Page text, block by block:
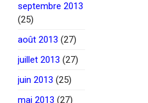
septembre 2013
(25)
août 2013 (27)
juillet 2013 (27)
juin 2013 (25)
mai 2013 (27)